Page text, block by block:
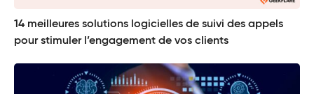
14 meilleures solutions logicielles de suivi des appels
pour stimuler l’engagement de vos clients